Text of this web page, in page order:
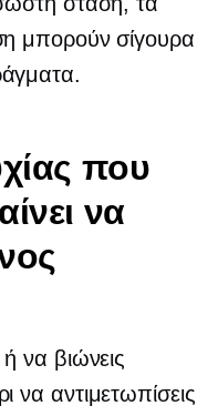
μπορούν σίγουρα
που
να
να βιώνεις
να αντιμετωπίσεις